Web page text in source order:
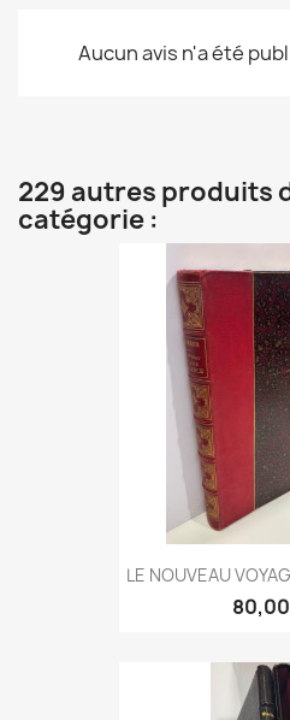
Aucun avis n'a été
229 autres produits
catégorie :
LE NOUVEAU